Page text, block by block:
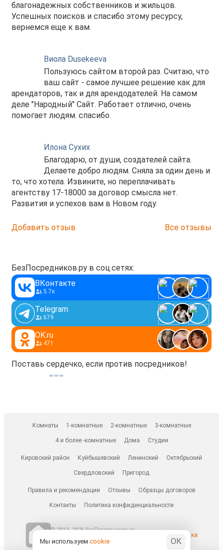
благонадежных собственников и жильцов.
Успешных поисков и спасибо этому ресурсу,
вернемся еще к вам.
Виола Dusekeeva
Пользуюсь сайтом второй раз. Считаю, что
ваш сайт - самое лучшее решение как для
арендаторов, так и для арендодателей. На самом
деле "Народный" Сайт. Работает отлично, очень
помогает людям. спасибо.
Илона Сухих
Благодарю, от души, создателей сайта.
Делаете добро людям. Сняла за один день и
то, что хотела. Извините, но переплачивать
агентству 17-18000 за договор смысла нет.
Развития и успехов вам в Новом году.
Добавить отзыв Все отзывы
БезПосредников.ру в соц.сетях:
ВКонтакте
5.7к
Telegram
679
OK.ru
471
Поставь сердечко, если против посредников!
Комнаты 1-комнатные 2-комнатные 3-комнатные
4 и более -комнатные Дома Студии
Кировский район Куйбышевский Ленинский Октябрьский
Свердловский Пригород
Правила и рекомендации Отзывы Образцы договоров
Контакты Политика конфиденциальности
© 2013–2026 БезПосредников.ру
БесПосредника.ру / besposrednika.ru
Мы используем cookie ОК